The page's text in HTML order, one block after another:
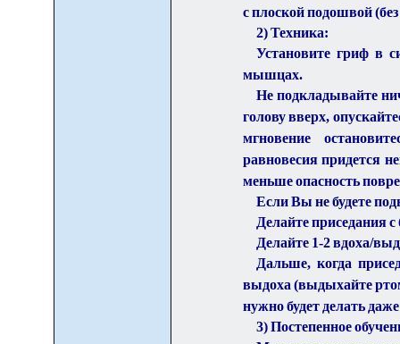
с плоской подошвой
2) Техника:
Установите гриф в
мышцах.
Не подкладывайте
голову вверх,
мгновение
равновесия придется
меньше опасность
Если Вы не будете
Делайте приседания
Делайте 1-2 вдоха/
Дальше, когда
выдоха (выдыхайте
нужно будет делать
3) Постепенное